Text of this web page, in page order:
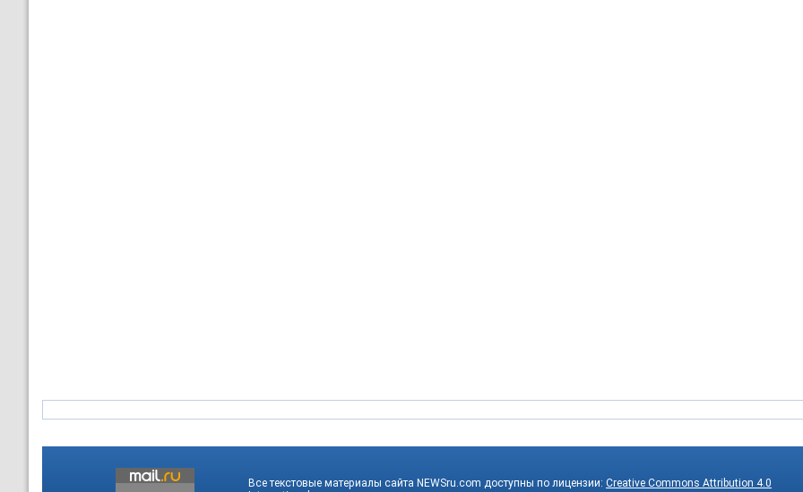
Все текстовые материалы сайта NEWSru.com доступны по лицензии: Creative Commons Attribution 4.0